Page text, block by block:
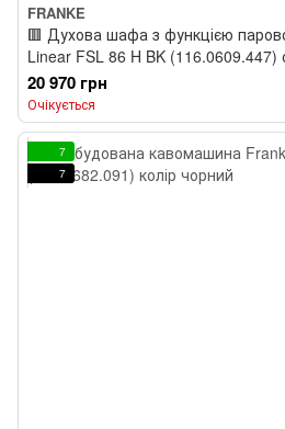
FRANKE
🟥 Духова шафа з функцією
Linear FSL 86 H BK (116.0609.447)
20 970 грн
Очікується
7
7